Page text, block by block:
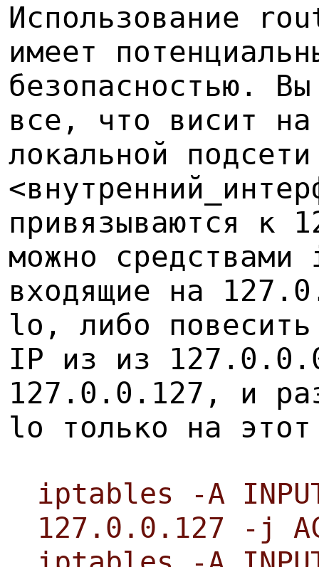
Использование
имеет
безопасностью.
все, что висит
локальной подсети
привязываются к
можно
входящие на
lo, либо
IP из из
127.0.0.127, и
lo только на
iptables -A
127.0.0.127 -j